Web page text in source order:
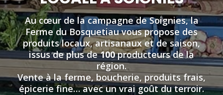
Au cœur de la campagne de Soignies, la
Ferme du Bosquetiau vous propose des
produits locaux, artisanaux et de saison,
issus de plus de100producteurs de la
région.
Vente à la ferme, boucherie, produits frais,
épicerie fine… avec un vrai goût du terroir.